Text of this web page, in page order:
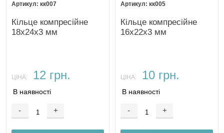
кк007
Кільце компресійне
18х24х3 мм
ЦІНА: 12 грн.
В наявності
- +
кк005
Кільце компресійне
16х22х3 мм
ЦІНА: 10 грн.
В наявності
- +